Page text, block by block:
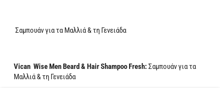
Σαμπουάν για τα Μαλλιά & τη Γενειάδα
Vican Wise Men Beard & Hair Shampoo Fresh:Σαμπουάν για τα
Μαλλιά & τη Γενειάδα